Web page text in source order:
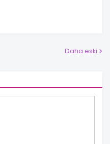
Daha eski